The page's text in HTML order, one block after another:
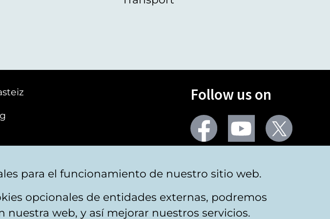
Follow us on
Facebook Youtube
Contact
para el funcionamiento de nuestro sitio web.
opcionales de entidades externas, podremos
web, y así mejorar nuestros servicios.